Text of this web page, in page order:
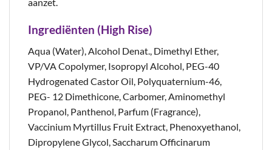
aanzet.
Ingrediënten (High Rise)
Aqua (Water), Alcohol Denat., Dimethyl Ether,
VP/VA Copolymer, Isopropyl Alcohol, PEG-40
Hydrogenated Castor Oil, Polyquaternium-46,
PEG- 12 Dimethicone, Carbomer, Aminomethyl
Propanol, Panthenol, Parfum (Fragrance),
Vaccinium Myrtillus Fruit Extract, Phenoxyethanol,
Dipropylene Glycol, Saccharum Officinarum